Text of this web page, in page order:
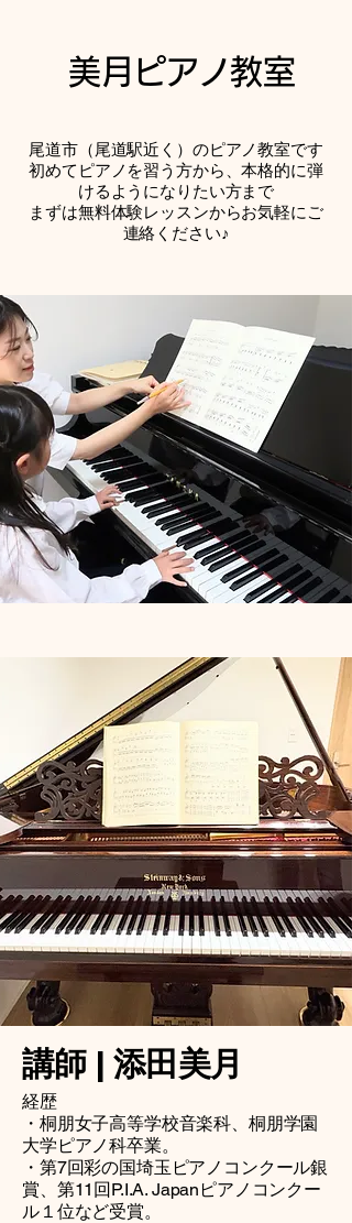
美月ピアノ教室
尾道市（尾道駅近く）のピアノ教室です
初めてピアノを習う方から、本格的に弾
けるようになりたい方まで
まずは無料体験レッスンからお気軽にご
連絡ください♪
講師 | 添田美月
経歴
・​桐朋女子高等学校音楽科、桐朋学園
大学ピアノ科卒業。
​・第7回彩の国埼玉ピアノコンクール銀
賞、第11回P.I.A. Japanピアノコンクー
ル１位など受賞。